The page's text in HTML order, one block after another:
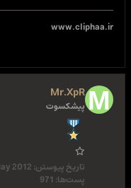
www.cliphaa.ir
Mr.XpR
پیشکسوت
تاریخ پیوستن:2012
پست‌ها: 971